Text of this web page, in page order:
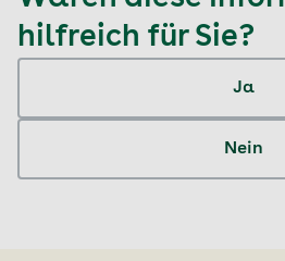
hilfreich für Sie?
Ja
Nein